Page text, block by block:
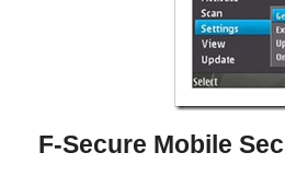
F-Secure Mobile